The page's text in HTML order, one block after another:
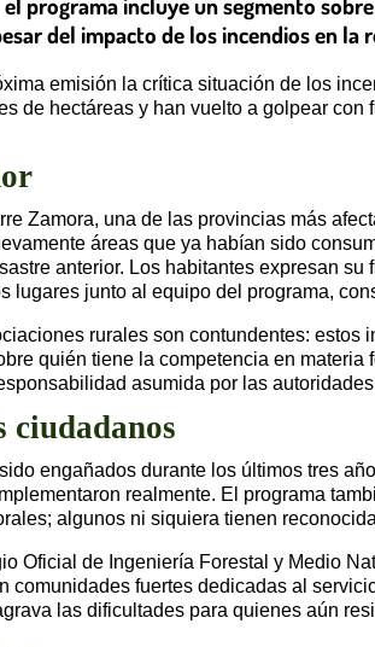
del impacto de los incendios en la
emisión la crítica situación de los
de hectáreas y han vuelto a golpear
Zamora, una de las provincias más
áreas que ya habían sido
anterior. Los habitantes expresan
lugares junto al equipo del programa,
rurales son contundentes:
quién tiene la competencia en
asumida por las
ciudadanos
engañados durante los últimos tres
realmente. El programa
algunos ni siquiera tienen
Oficial de Ingeniería Forestal y Medio
comunidades fuertes dedicadas al
las dificultades para quienes aún